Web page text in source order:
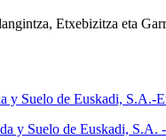
Etxebizitza eta
Suelo de Euskadi, S.A.-
y Suelo de Euskadi,